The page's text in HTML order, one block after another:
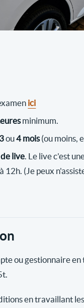
ici
minimum.
3ou4 mois(ou moins,
live. Le live c'est
12h. (Je peux
ou gestionnaire
en travaillant